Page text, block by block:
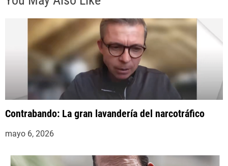
Contrabando: La gran lavandería del narcotráfico
mayo 6, 2026